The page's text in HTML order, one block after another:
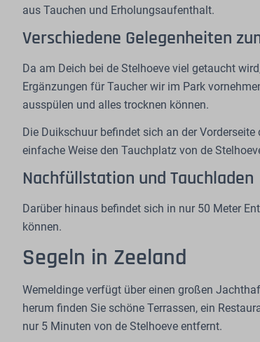
aus Tauchen und Erholungsaufenthalt.
Verschiedene Gelegenheiten
Da am Deich bei de Stelhoeve viel getaucht
Ergänzungen für Taucher wir im Park
ausspülen und alles trocknen können.
Die Duikschuur befindet sich an der
einfache Weise den Tauchplatz von de
Nachfüllstation und Tauchladen
Darüber hinaus befindet sich in nur 50 Meter
können.
Segeln in Zeeland
Wemeldinge verfügt über einen großen
herum finden Sie schöne Terrassen, ein
nur 5 Minuten von de Stelhoeve entfernt.